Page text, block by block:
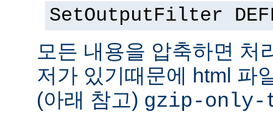
SetOutputFilter
모든 내용을 압축하면 처
저가 있기때문에 html 파
(아래 참고) gzip-